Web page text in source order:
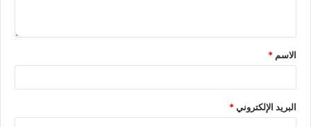
الاسم *
البريد الإلكتروني*